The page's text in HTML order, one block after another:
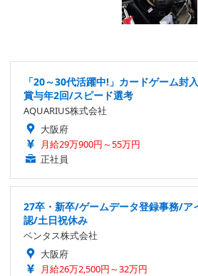
「20～30代活躍中!」カードゲーム封
賞与年2回/スピード選考
AQUARIUS株式会社
大阪府
月給29万900円～55万円
正社員
27卒・新卒/ゲームデータ登録事務/ア
認/土日祝休み
ベンタス株式会社
大阪府
月給26万2,500円～32万円